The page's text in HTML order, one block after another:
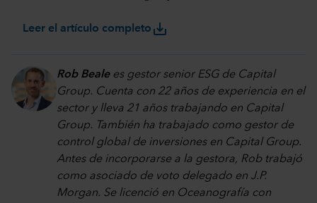
Leer el artículo completo save_alt
Rob Bealees gestor senior ESG de Capital
Group. Cuenta con 22 años de experiencia en el
sector y lleva 21 años trabajando en Capital
Group. También ha trabajado como gestor de
control global de inversiones en Capital Group.
Antes de incorporarse a la gestora, Rob trabajó
como asociado de voto delegado en J.P.
Morgan. Se licenció en Oceanografía con